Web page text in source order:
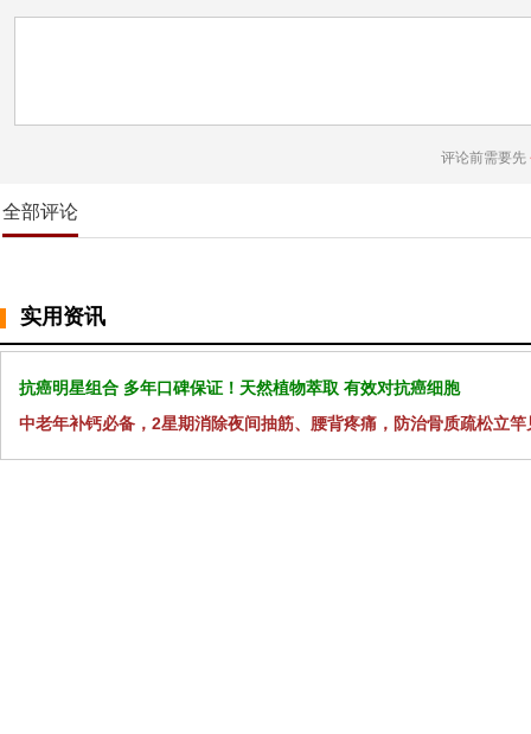
评论前需要先
全部评论
实用资讯
抗癌明星组合 多年口碑保证！天然植物萃取 有效对抗癌细胞
中老年补钙必备，2星期消除夜间抽筋、腰背疼痛，防治骨质疏松立竿